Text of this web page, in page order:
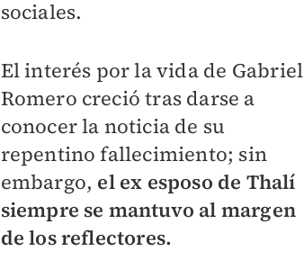
sociales.
El interés por la vida de Gabriel
Romero creció tras darse a
conocer la noticia de su
repentino fallecimiento; sin
embargo, el ex esposo de Thalí
siempre se mantuvo al margen
de los reflectores.